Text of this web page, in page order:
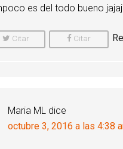
es del todo bueno
Citar
Citar
Comentario
Maria ML dice
octubre 3, 2016 a las 4:38